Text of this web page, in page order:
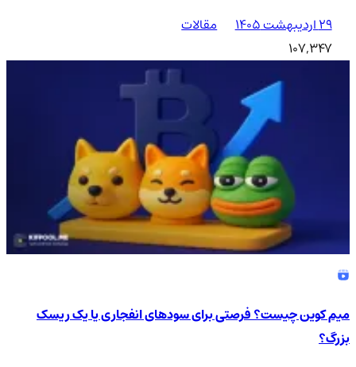
۲۹ اردیبهشت ۱۴۰۵
مقالات
107,347
میم کوین چیست؟ فرصتی برای سودهای انفجاری یا یک ریسک
بزرگ؟